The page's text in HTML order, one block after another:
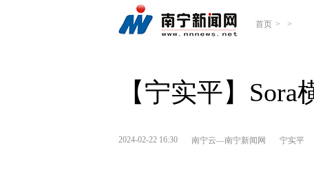
首页 > >
【宁实平】
2024-02-22 16:30 南宁云—南宁新闻网 宁实平